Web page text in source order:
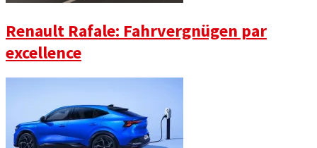
Renault Rafale: Fahrvergnügen par
excellence